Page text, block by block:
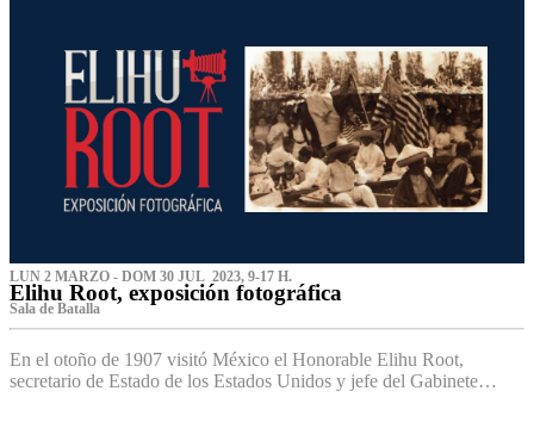
LUN 2 MARZO - DOM 30 JUL 2023, 9-17 H.
Elihu Root, exposición fotográfica
Sala de Batalla
En el otoño de 1907 visitó México el Honorable Elihu Root,
secretario de Estado de los Estados Unidos y jefe del Gabinete…